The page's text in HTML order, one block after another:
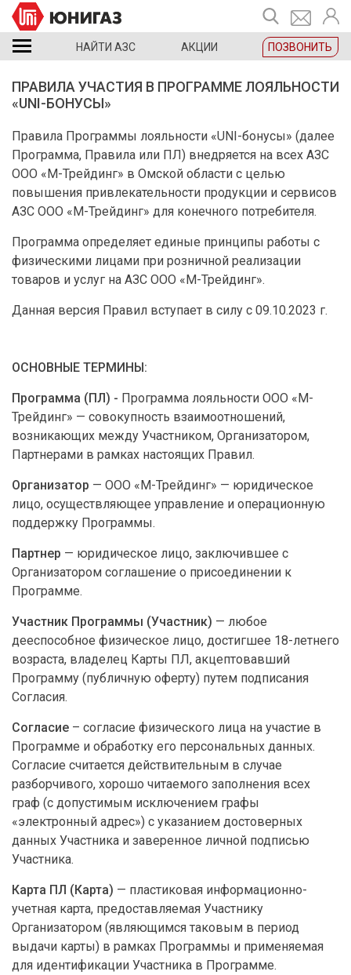
НАЙТИ АЗС АКЦИИ ПОЗВОНИТЬ
ПРАВИЛА УЧАСТИЯ В ПРОГРАММЕ ЛОЯЛЬНОСТИ
«UNI-БОНУСЫ»
Правила Программы лояльности «UNI-бонусы» (далее
Программа, Правила или ПЛ) внедряется на всех АЗС
ООО «М-Трейдинг» в Омской области с целью
повышения привлекательности продукции и сервисов
АЗС ООО «М-Трейдинг» для конечного потребителя.
Программа определяет единые принципы работы с
физическими лицами при розничной реализации
товаров и услуг на АЗС ООО «М-Трейдинг».
Данная версия Правил вступает в силу с 09.10.2023 г.
ОСНОВНЫЕ ТЕРМИНЫ:
Программа (ПЛ) - Программа лояльности ООО «М-
Трейдинг» — совокупность взаимоотношений,
возникающих между Участником, Организатором,
Партнерами в рамках настоящих Правил.
Организатор — ООО «М-Трейдинг» — юридическое
лицо, осуществляющее управление и операционную
поддержку Программы.
Партнер — юридическое лицо, заключившее с
Организатором соглашение о присоединении к
Программе.
Участник Программы (Участник) — любое
дееспособное физическое лицо, достигшее 18-летнего
возраста, владелец Карты ПЛ, акцептовавший
Программу (публичную оферту) путем подписания
Согласия.
Согласие – согласие физического лица на участие в
Программе и обработку его персональных данных.
Согласие считается действительным в случае
разборчивого, хорошо читаемого заполнения всех
граф (с допустимым исключением графы
«электронный адрес») с указанием достоверных
данных Участника и заверенное личной подписью
Участника.
Карта ПЛ (Карта) — пластиковая информационно-
учетная карта, предоставляемая Участнику
Организатором (являющимся таковым в период
выдачи карты) в рамках Программы и применяемая
для идентификации Участника в Программе.